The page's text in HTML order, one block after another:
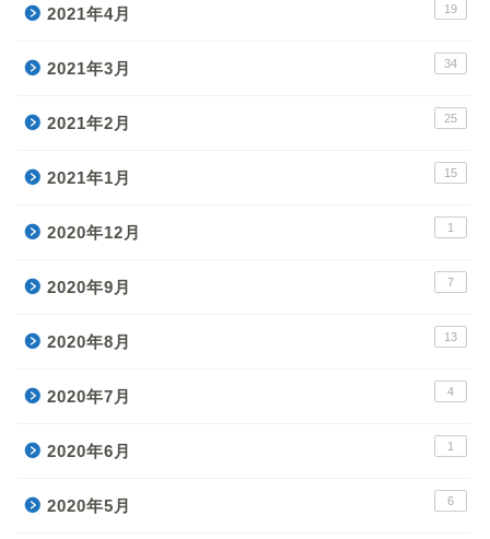
2021年4月 19
2021年3月 34
2021年2月 25
2021年1月 15
2020年12月 1
2020年9月 7
2020年8月 13
2020年7月 4
2020年6月 1
2020年5月 6